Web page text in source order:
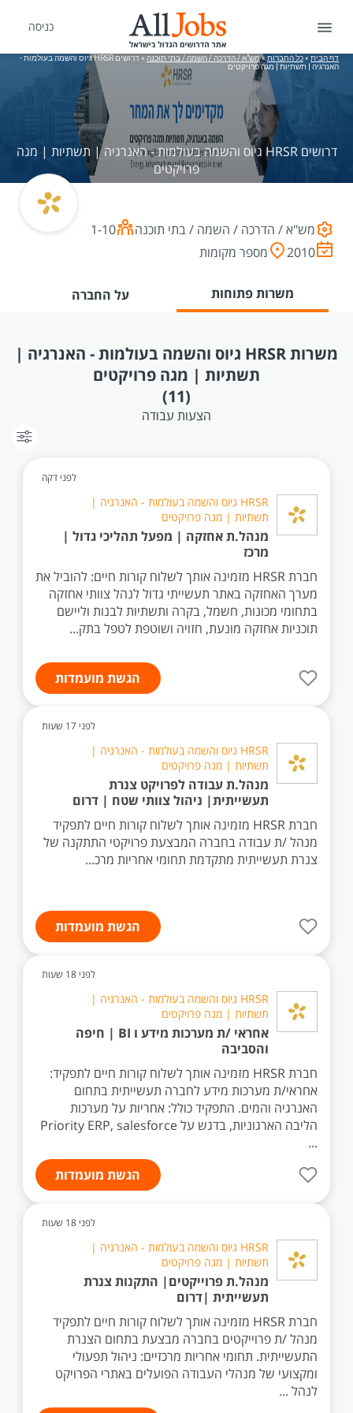
כניסה
דף הבית »כל החברות »מש"א / הדרכה / השמה / בתי תוכנה »
דרושים HRSR גיוס והשמה בעולמות -
האנרגיה | תשתיות | מגה פרויקטים
דרושים HRSR גיוס והשמה בעולמות - האנרגיה | תשתיות | מגה
פרויקטים
מש"א / הדרכה / השמה / בתי תוכנה
1-10
2010
מספר מקומות
משרות פתוחות על החברה
משרות HRSR גיוס והשמה בעולמות - האנרגיה |
תשתיות | מגה פרויקטים
(11)
הצעות עבודה
לפני דקה
HRSR גיוס והשמה בעולמות - האנרגיה |
תשתיות | מגה פרויקטים
מנהל.ת אחזקה | מפעל תהליכי גדול |
מרכז
חברת HRSR מזמינה אותך לשלוח קורות חיים: להוביל את
מערך האחזקה באתר תעשייתי גדול לנהל צוותי אחזקה
בתחומי מכונות, חשמל, בקרה ותשתיות לבנות וליישם
תוכניות אחזקה מונעת, חזויה ושוטפת לטפל בתק...
הגשת מועמדות
לפני 17 שעות
HRSR גיוס והשמה בעולמות - האנרגיה |
תשתיות | מגה פרויקטים
מנהל.ת עבודה לפרויקט צנרת
תעשייתית| ניהול צוותי שטח | דרום
חברת HRSR מזמינה אותך לשלוח קורות חיים לתפקיד
מנהל /ת עבודה בחברה המבצעת פרויקטי התתקנה של
צנרת תעשייתית מתקדמת תחומי אחריות מרכ...
הגשת מועמדות
לפני 18 שעות
HRSR גיוס והשמה בעולמות - האנרגיה |
תשתיות | מגה פרויקטים
אחראי /ת מערכות מידע ו BI | חיפה
והסביבה
חברת HRSR מזמינה אותך לשלוח קורות חיים לתפקיד:
אחראי/ת מערכות מידע לחברה תעשייתית בתחום
האנרגיה והמים. התפקיד כולל: אחריות על מערכות
הליבה הארגוניות, בדגש על Priority ERP, salesforce
...
הגשת מועמדות
לפני 18 שעות
HRSR גיוס והשמה בעולמות - האנרגיה |
תשתיות | מגה פרויקטים
מנהל.ת פרוייקטים| התקנות צנרת
תעשייתית |דרום
חברת HRSR מזמינה אותך לשלוח קורות חיים לתפקיד
מנהל /ת פרוייקטים בחברה מבצעת בתחום הצנרת
התעשייתית. תחומי אחריות מרכזיים: ניהול תפעולי
ומקצועי של מנהלי העבודה הפועלים באתרי הפרויקט
לנהל ...